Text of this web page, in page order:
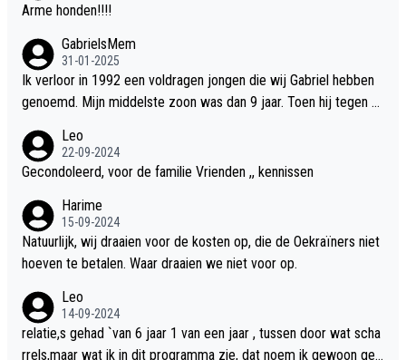
Arme honden!!!!
GabrielsMem
31-01-2025
Ik verloor in 1992 een voldragen jongen die wij Gabriel hebben
genoemd. Mijn middelste zoon was dan 9 jaar. Toen hij tegen d
verteld in Groningen. Ik gun Anouk en Douwe Bob hun rouw verd
riet en als ervaringsdeskundige heb ik zeker begrip hiervoor. Wa
delijk overeenkomend met mijn gezins verlies in 1992 een soor
t ready-made lied geschreven, geproduceerd en op de radio te
beluisteren zijn binnen 12 dagen na het verlies van Anouk en Do
uwe Bob's zoon. Wij hadden zeker geen commerciële energie g
ehad zo snel na ons verlies zoiets te ondernemen en alle ouder
s van overleden kinderen dat ik ken hadden dit ook niet kunnen
bewerkstelligen. Wij voelen nu dat ons aan DB vertelde geschie
Leo
22-09-2024
Gecondoleerd, voor de familie Vrienden ,, kennissen
Harime
15-09-2024
Natuurlijk, wij draaien voor de kosten op, die de Oekraïners niet
hoeven te betalen. Waar draaien we niet voor op.
Leo
14-09-2024
relatie,s gehad `van 6 jaar 1 van een jaar , tussen door wat scha
rrels,maar wat ik in dit programma zie, dat noem ik gewoon geil